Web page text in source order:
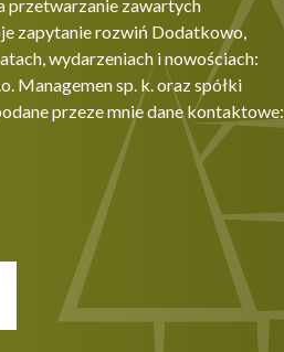
przetwarzanie zawartych
zapytanie rozwiń Dodatkowo,
wydarzeniach i nowościach:
Managemen sp. k. oraz spółki
przeze mnie dane kontaktowe: